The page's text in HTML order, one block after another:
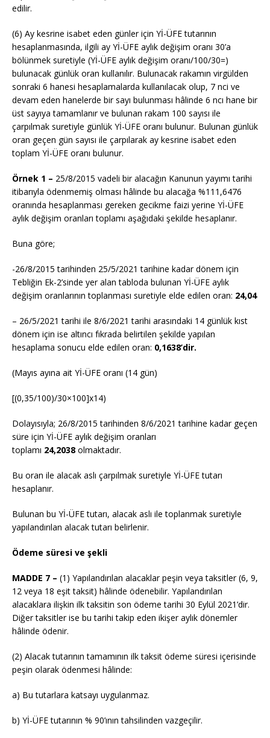
edilir.
(6) Ay kesrine isabet eden günler için Yİ-ÜFE tutarının
hesaplanmasında, ilgili ay Yİ-ÜFE aylık değişim oranı 30’a
bölünmek suretiyle (Yİ-ÜFE aylık değişim oranı/100/30=)
bulunacak günlük oran kullanılır. Bulunacak rakamın virgülden
sonraki 6 hanesi hesaplamalarda kullanılacak olup, 7 nci ve
devam eden hanelerde bir sayı bulunması hâlinde 6 ncı hane bir
üst sayıya tamamlanır ve bulunan rakam 100 sayısı ile
çarpılmak suretiyle günlük Yİ-ÜFE oranı bulunur. Bulunan günlük
oran geçen gün sayısı ile çarpılarak ay kesrine isabet eden
toplam Yİ-ÜFE oranı bulunur.
Örnek 1 – 25/8/2015 vadeli bir alacağın Kanunun yayımı tarihi
itibarıyla ödenmemiş olması hâlinde bu alacağa %111,6476
oranında hesaplanması gereken gecikme faizi yerine Yİ-ÜFE
aylık değişim oranları toplamı aşağıdaki şekilde hesaplanır.
Buna göre;
-26/8/2015 tarihinden 25/5/2021 tarihine kadar dönem için
Tebliğin Ek-2’sinde yer alan tabloda bulunan Yİ-ÜFE aylık
değişim oranlarının toplanması suretiyle elde edilen oran: 24,04
– 26/5/2021 tarihi ile 8/6/2021 tarihi arasındaki 14 günlük kıst
dönem için ise altıncı fıkrada belirtilen şekilde yapılan
hesaplama sonucu elde edilen oran: 0,1638’dir.
(Mayıs ayına ait Yİ-ÜFE oranı (14 gün)
[(0,35/100)/30×100]x14)
Dolayısıyla; 26/8/2015 tarihinden 8/6/2021 tarihine kadar geçen
süre için Yİ-ÜFE aylık değişim oranları
toplamı 24,2038 olmaktadır.
Bu oran ile alacak aslı çarpılmak suretiyle Yİ-ÜFE tutarı
hesaplanır.
Bulunan bu Yİ-ÜFE tutarı, alacak aslı ile toplanmak suretiyle
yapılandırılan alacak tutarı belirlenir.
Ödeme süresi ve şekli
MADDE 7 – (1) Yapılandırılan alacaklar peşin veya taksitler (6, 9,
12 veya 18 eşit taksit) hâlinde ödenebilir. Yapılandırılan
alacaklara ilişkin ilk taksitin son ödeme tarihi 30 Eylül 2021’dir.
Diğer taksitler ise bu tarihi takip eden ikişer aylık dönemler
hâlinde ödenir.
(2) Alacak tutarının tamamının ilk taksit ödeme süresi içerisinde
peşin olarak ödenmesi hâlinde:
a) Bu tutarlara katsayı uygulanmaz.
b) Yİ-ÜFE tutarının % 90’ının tahsilinden vazgeçilir.